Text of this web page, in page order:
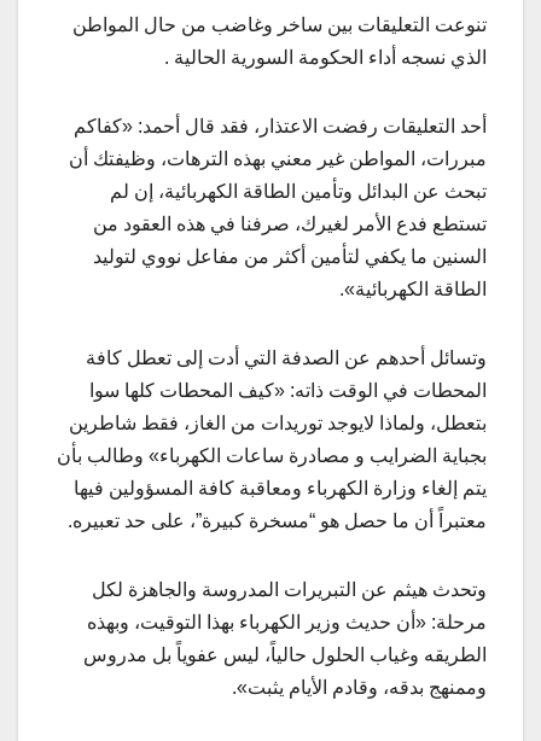
تنوعت التعليقات بين ساخر وغاضب من حال المواطن
الذي نسجه أداء الحكومة السورية الحالية .
أحد التعليقات رفضت الاعتذار، فقد قال أحمد: «كفاكم
مبررات، المواطن غير معني بهذه الترهات، وظيفتك أن
تبحث عن البدائل وتأمين الطاقة الكهربائية، إن لم
تستطع فدع الأمر لغيرك، صرفنا في هذه العقود من
السنين ما يكفي لتأمين أكثر من مفاعل نووي لتوليد
الطاقة الكهربائية».
وتسائل أحدهم عن الصدفة التي أدت إلى تعطل كافة
المحطات في الوقت ذاته: «كيف المحطات كلها سوا
بتعطل، ولماذا لايوجد توريدات من الغاز، فقط شاطرين
بجباية الضرايب و مصادرة ساعات الكهرباء» وطالب بأن
يتم إلغاء وزارة الكهرباء ومعاقبة كافة المسؤولين فيها
معتبراً أن ما حصل هو “مسخرة كبيرة”، على حد تعبيره.
وتحدث هيثم عن التبريرات المدروسة والجاهزة لكل
مرحلة: «أن حديث وزير الكهرباء بهذا التوقيت، وبهذه
الطريقه وغياب الحلول حالياً، ليس عفوياً بل مدروس
وممنهج بدقه، وقادم الأيام يثبت».